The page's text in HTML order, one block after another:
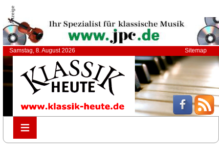
Anzeige
Samstag, 8. August 2026 Sitemap
≡
≡